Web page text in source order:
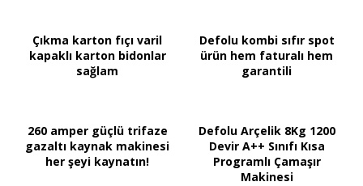
Çıkma karton fıçı varil
kapaklı karton bidonlar
sağlam
Defolu kombi sıfır spot
ürün hem faturalı hem
garantili
260 amper güçlü trifaze
gazaltı kaynak makinesi
her şeyi kaynatın!
Defolu Arçelik 8Kg 1200
Devir A++ Sınıfı Kısa
Programlı Çamaşır
Makinesi